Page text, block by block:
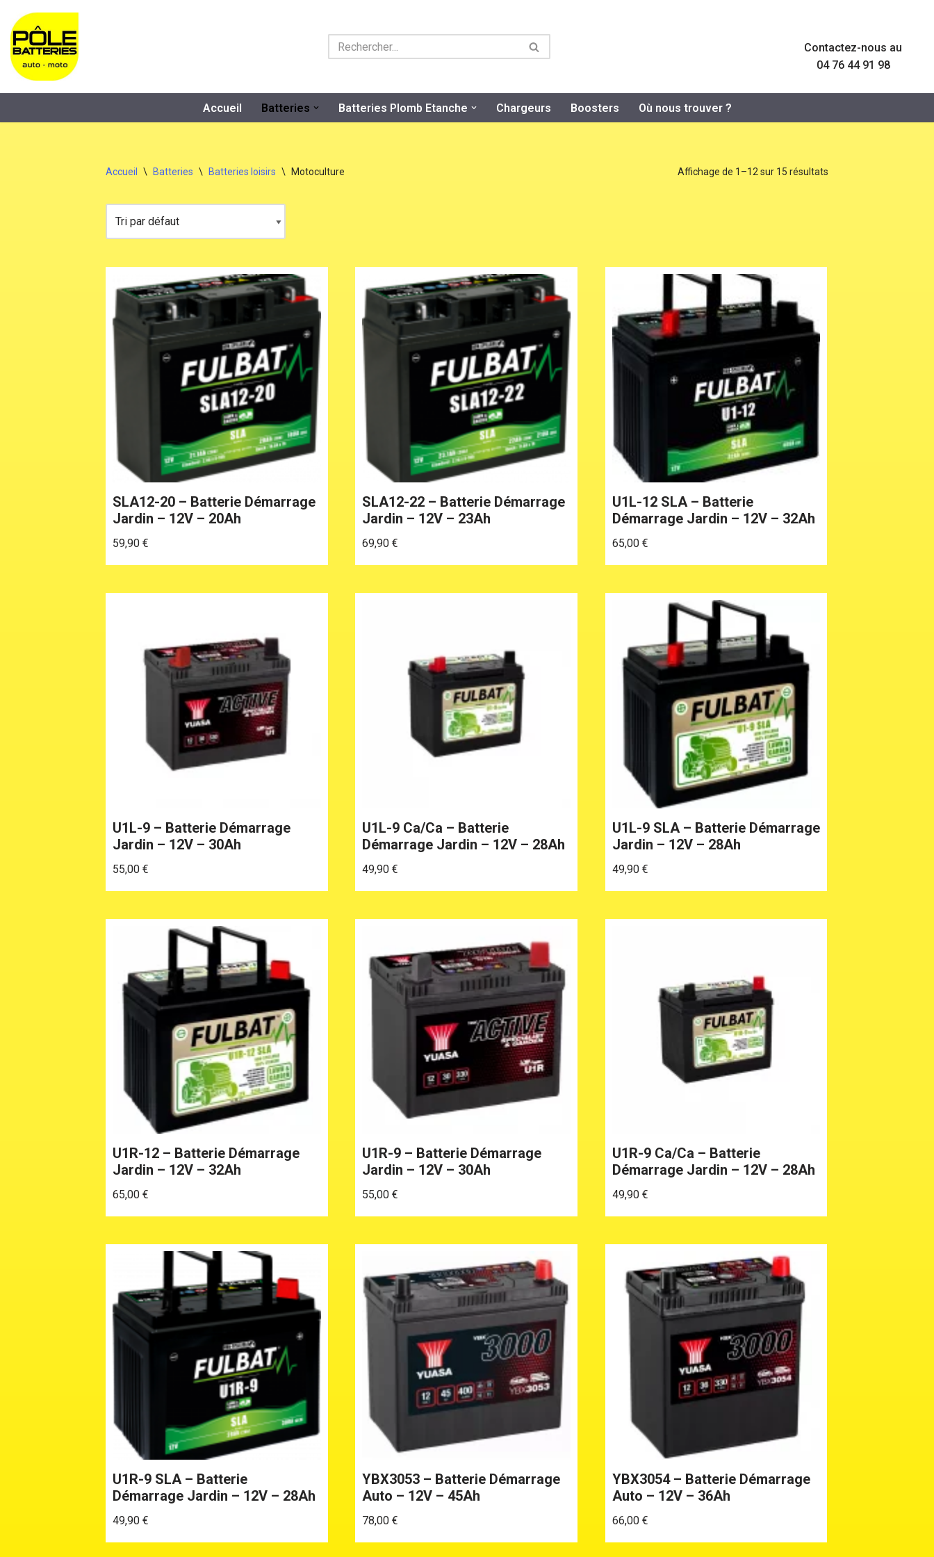
Aller
au
contenu
Contactez-nous au
04 76 44 91 98
Accueil Batteries Batteries Plomb Etanche Chargeurs Boosters Où nous trouver ?
Accueil \ Batteries \ Batteries loisirs \ Motoculture Affichage de 1–12 sur 15 résultats
SLA12-20 – Batterie Démarrage
Jardin – 12V – 20Ah
59,90 €
SLA12-22 – Batterie Démarrage
Jardin – 12V – 23Ah
69,90€
U1L-12 SLA – Batterie
Démarrage Jardin – 12V – 32Ah
65,00 €
U1L-9 – Batterie Démarrage
Jardin – 12V – 30Ah
55,00 €
U1L-9 Ca/Ca – Batterie
Démarrage Jardin – 12V – 28Ah
49,90€
U1L-9 SLA – Batterie Démarrage
Jardin – 12V – 28Ah
49,90 €
U1R-12 – Batterie Démarrage
Jardin – 12V – 32Ah
65,00 €
U1R-9 – Batterie Démarrage
Jardin – 12V – 30Ah
55,00€
U1R-9 Ca/Ca – Batterie
Démarrage Jardin – 12V – 28Ah
49,90 €
U1R-9 SLA – Batterie
Démarrage Jardin – 12V – 28Ah
49,90 €
YBX3053 – Batterie Démarrage
Auto – 12V – 45Ah
78,00€
YBX3054 – Batterie Démarrage
Auto – 12V – 36Ah
66,00 €